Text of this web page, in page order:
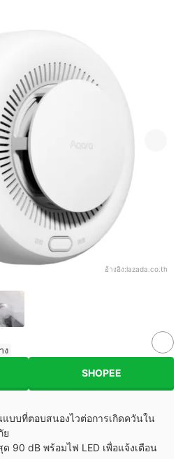
อ้างอิง:lazada.co.th
ง
SHOPEE
บบที่ตอบสนองไวต่อการเกิดควันใน
ย
ด 90 dB พร้อมไฟ LED เพื่อแจ้งเตือน